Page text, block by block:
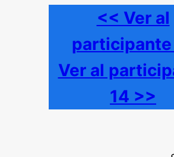
<< Ver al
participante
Ver al
14 >>